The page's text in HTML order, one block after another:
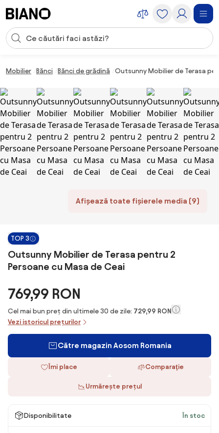
Introducerea căutării
Mobilier Bănci Bănci de grădină Outsunny Mobilier de Terasa
Afișează toate fișierele media (9)
TOP 3
Outsunny Mobilier de Terasa pentru 2
Persoane cu Masa de Ceai
769,99 RON
Cel mai bun preț din ultimele 30 de zile: 729,99 RON
Vezi istoricul prețurilor
Către magazin Aosom Romania
Îmi place Comparaţie
Urmărește prețul
Disponibilitate În stoc